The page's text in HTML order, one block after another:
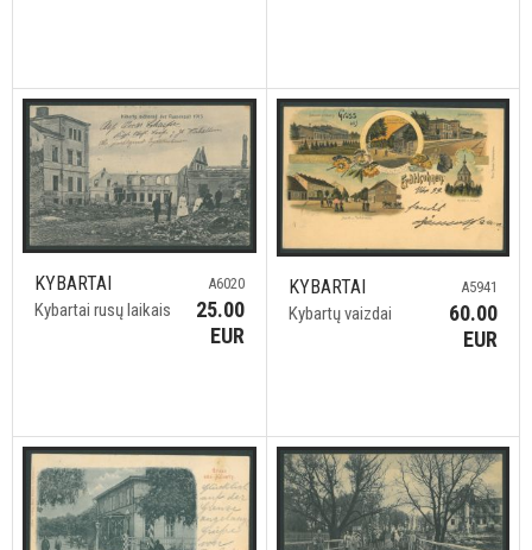
KYBARTAI
Kybartai rusų laikais
A6020
25.00
EUR
KYBARTAI
Kybartų vaizdai
A5941
60.00
EUR